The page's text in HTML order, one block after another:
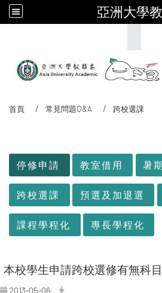
亞洲大學
首頁 常見問題Q&A 跨校選課
停修申請 教室借用 暑
跨校選課 預選及加退選
課程學程化 專長學程化
本校學生申請跨校選修有無科
2013-05-06